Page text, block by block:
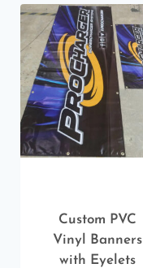
Custom PVC
Vinyl Banners
with Eyelets